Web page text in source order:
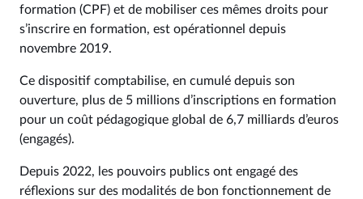
formation (CPF) et de mobiliser ces mêmes droits pour
s’inscrire en formation, est opérationnel depuis
novembre 2019.
Ce dispositif comptabilise, en cumulé depuis son
ouverture, plus de 5 millions d’inscriptions en formation
pour un coût pédagogique global de 6,7 milliards d’euros
(engagés).
Depuis 2022, les pouvoirs publics ont engagé des
réflexions sur des modalités de bon fonctionnement de